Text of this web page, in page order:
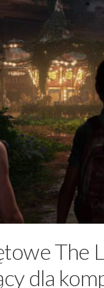
The
dla